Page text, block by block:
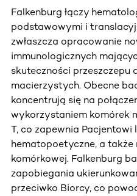
Falkenburg łączy
podstawowymi i
zwłaszcza opracowanie
immunologicznych
skuteczności przeszczepu
macierzystych. Obecne
koncentrują się na
wykorzystaniem komórek
T, co zapewnia
hematopoetyczne, a także
komórkowej. Falkenburg
zapobiegania
przeciwko Biorcy, co